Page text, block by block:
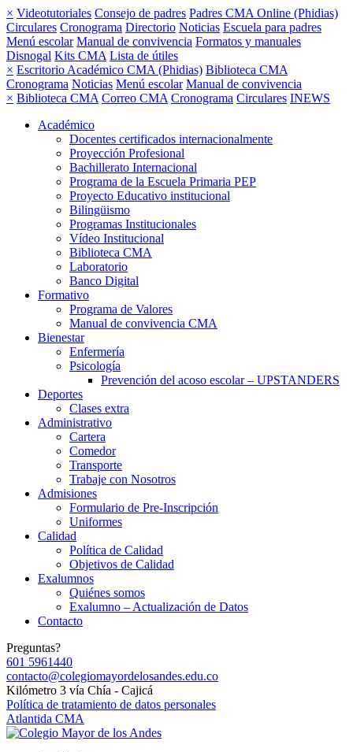
× Videotutoriales Consejo de padres Padres CMA Online (Phidias)
Circulares Cronograma Directorio Noticias Escuela para padres
Menú escolar Manual de convivencia Formatos y manuales
Disnogal Kits CMA Lista de útiles
× Escritorio Académico CMA (Phidias) Biblioteca CMA
Cronograma Noticias Menú escolar Manual de convivencia
× Biblioteca CMA Correo CMA Cronograma Circulares INEWS
Académico
Docentes certificados internacionalmente
Proyección Profesional
Bachillerato Internacional
Programa de la Escuela Primaria PEP
Proyecto Educativo institucional
Bilingüismo
Programas Institucionales
Vídeo Institucional
Biblioteca CMA
Laboratorio
Banco Digital
Formativo
Programa de Valores
Manual de convivencia CMA
Bienestar
Enfermería
Psicología
Prevención del acoso escolar – UPSTANDERS
Deportes
Clases extra
Administrativo
Cartera
Comedor
Transporte
Trabaje con Nosotros
Admisiones
Formulario de Pre-Inscripción
Uniformes
Calidad
Política de Calidad
Objetivos de Calidad
Exalumnos
Quiénes somos
Exalumno – Actualización de Datos
Contacto
Preguntas?
601 5961440
contacto@colegiomayordelosandes.edu.co
Kilómetro 3 vía Chía - Cajicá
Política de tratamiento de datos personales
Atlantida CMA